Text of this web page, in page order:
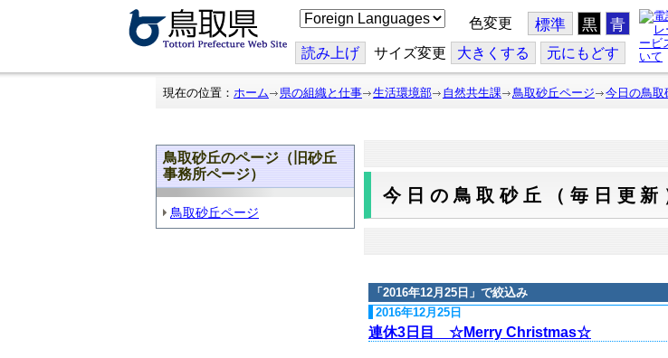
こ
の
ジ
を
翻
色変更 標準 黒 青
読み上げ サイズ変更 大きくする 元にもどす
現在の位置： ホーム 県の組織と仕事 生活環境部 自然共生課 鳥取砂丘ページ 今日の鳥取
鳥取砂丘のページ（旧砂丘
事務所ページ）
鳥取砂丘ページ
今日の鳥取砂丘（毎日更新
「 2016年12月25日 」で絞込み
2016年12月25日
連休3日目 ☆Merry Christmas☆